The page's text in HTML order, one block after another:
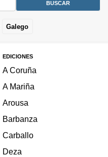
Galego
EDICIONES
A Coruña
A Mariña
Arousa
Barbanza
Carballo
Deza